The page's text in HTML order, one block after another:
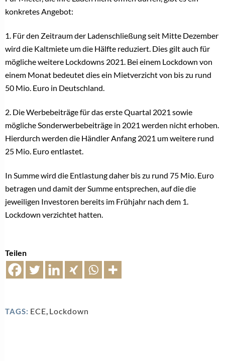
konkretes Angebot:
1. Für den Zeitraum der Ladenschließung seit Mitte Dezember
wird die Kaltmiete um die Hälfte reduziert. Dies gilt auch für
mögliche weitere Lockdowns 2021. Bei einem Lockdown von
einem Monat bedeutet dies ein Mietverzicht von bis zu rund
50 Mio. Euro in Deutschland.
2. Die Werbebeiträge für das erste Quartal 2021 sowie
mögliche Sonderwerbebeiträge in 2021 werden nicht erhoben.
Hierdurch werden die Händler Anfang 2021 um weitere rund
25 Mio. Euro entlastet.
In Summe wird die Entlastung daher bis zu rund 75 Mio. Euro
betragen und damit der Summe entsprechen, auf die die
jeweiligen Investoren bereits im Frühjahr nach dem 1.
Lockdown verzichtet hatten.
Teilen
TAGS: ECE Lockdown